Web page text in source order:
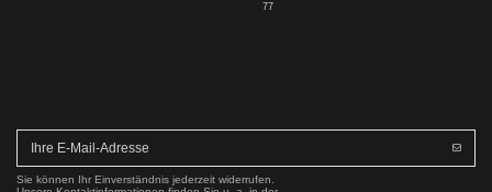
77
Sie können Ihr Einverständnis jederzeit widerrufen.